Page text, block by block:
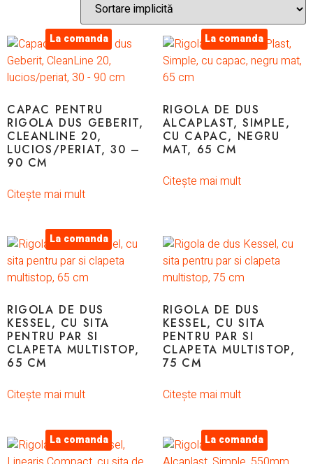
La comanda
CAPAC PENTRU
RIGOLA DUS GEBERIT,
CLEANLINE 20,
LUCIOS/PERIAT, 30 –
90 CM
Citește mai mult
La comanda
RIGOLA DE DUS
ALCAPLAST, SIMPLE,
CU CAPAC, NEGRU
MAT, 65 CM
Citește mai mult
La comanda
RIGOLA DE DUS
KESSEL, CU SITA
PENTRU PAR SI
CLAPETA MULTISTOP,
65 CM
Citește mai mult
RIGOLA DE DUS
KESSEL, CU SITA
PENTRU PAR SI
CLAPETA MULTISTOP,
75 CM
Citește mai mult
La comanda La comanda